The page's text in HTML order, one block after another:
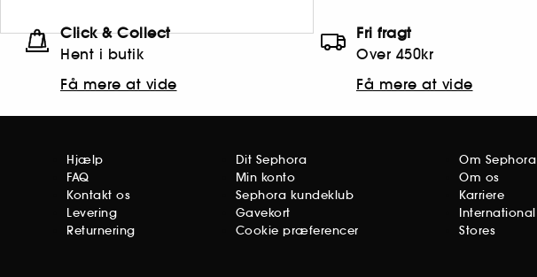
Click & Collect
Hent i butik
Få mere at vide
Fri fragt
Over 450kr
Få mere at vide
Hjælp
FAQ
Kontakt os
Levering
Returnering
Dit Sephora
Min konto
Sephora kundeklub
Gavekort
Cookie præferencer
Om Sephora
Om os
Karriere
International
Stores